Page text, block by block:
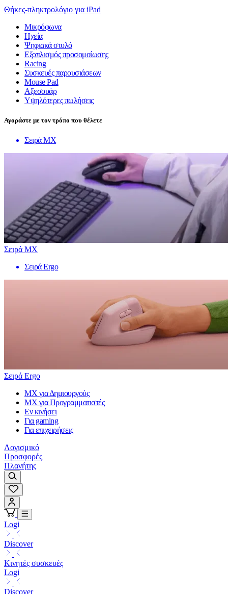
Θήκες-πληκτρολόγιο για iPad
Μικρόφωνα
Ηχεία
Ψηφιακά στυλό
Εξοπλισμός προσομοίωσης
Racing
Συσκευές παρουσιάσεων
Mouse Pad
Αξεσουάρ
Υψηλότερες πωλήσεις
Αγοράστε με τον τρόπο που θέλετε
Σειρά MX
Σειρά MX
Σειρά Ergo
Σειρά Ergo
MX για Δημιουργούς
MX για Προγραμματιστές
Εν κινήσει
Για gaming
Για επιχειρήσεις
Λογισμικό
Προσφορές
Πλανήτης
Logi
Discover
Κινητές συσκευές
Logi
Discover